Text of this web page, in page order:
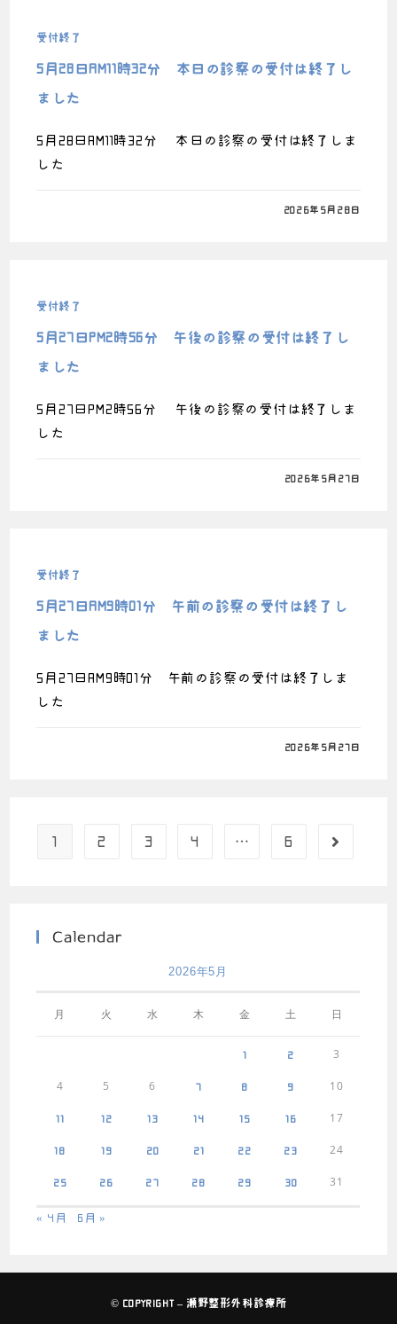
受付終了
5月28日AM11時32分 本日の診察の受付は終了し
ました
5月28日AM11時32分 本日の診察の受付は終了しま
した
2026年5月28日
受付終了
5月27日PM2時56分 午後の診察の受付は終了し
ました
5月27日PM2時56分 午後の診察の受付は終了しま
した
2026年5月27日
受付終了
5月27日AM9時01分 午前の診察の受付は終了し
ました
5月27日AM9時01分 午前の診察の受付は終了しま
した
2026年5月27日
1 2 3 4 … 6
Calendar
2026年5月
月 火 水 木 金 土 日
1 2 3
4 5 6 7 8 9 10
11 12 13 14 15 16 17
18 19 20 21 22 23 24
25 26 27 28 29 30 31
« 4月 6月 »
© COPYRIGHT – 瀬野整形外科診療所